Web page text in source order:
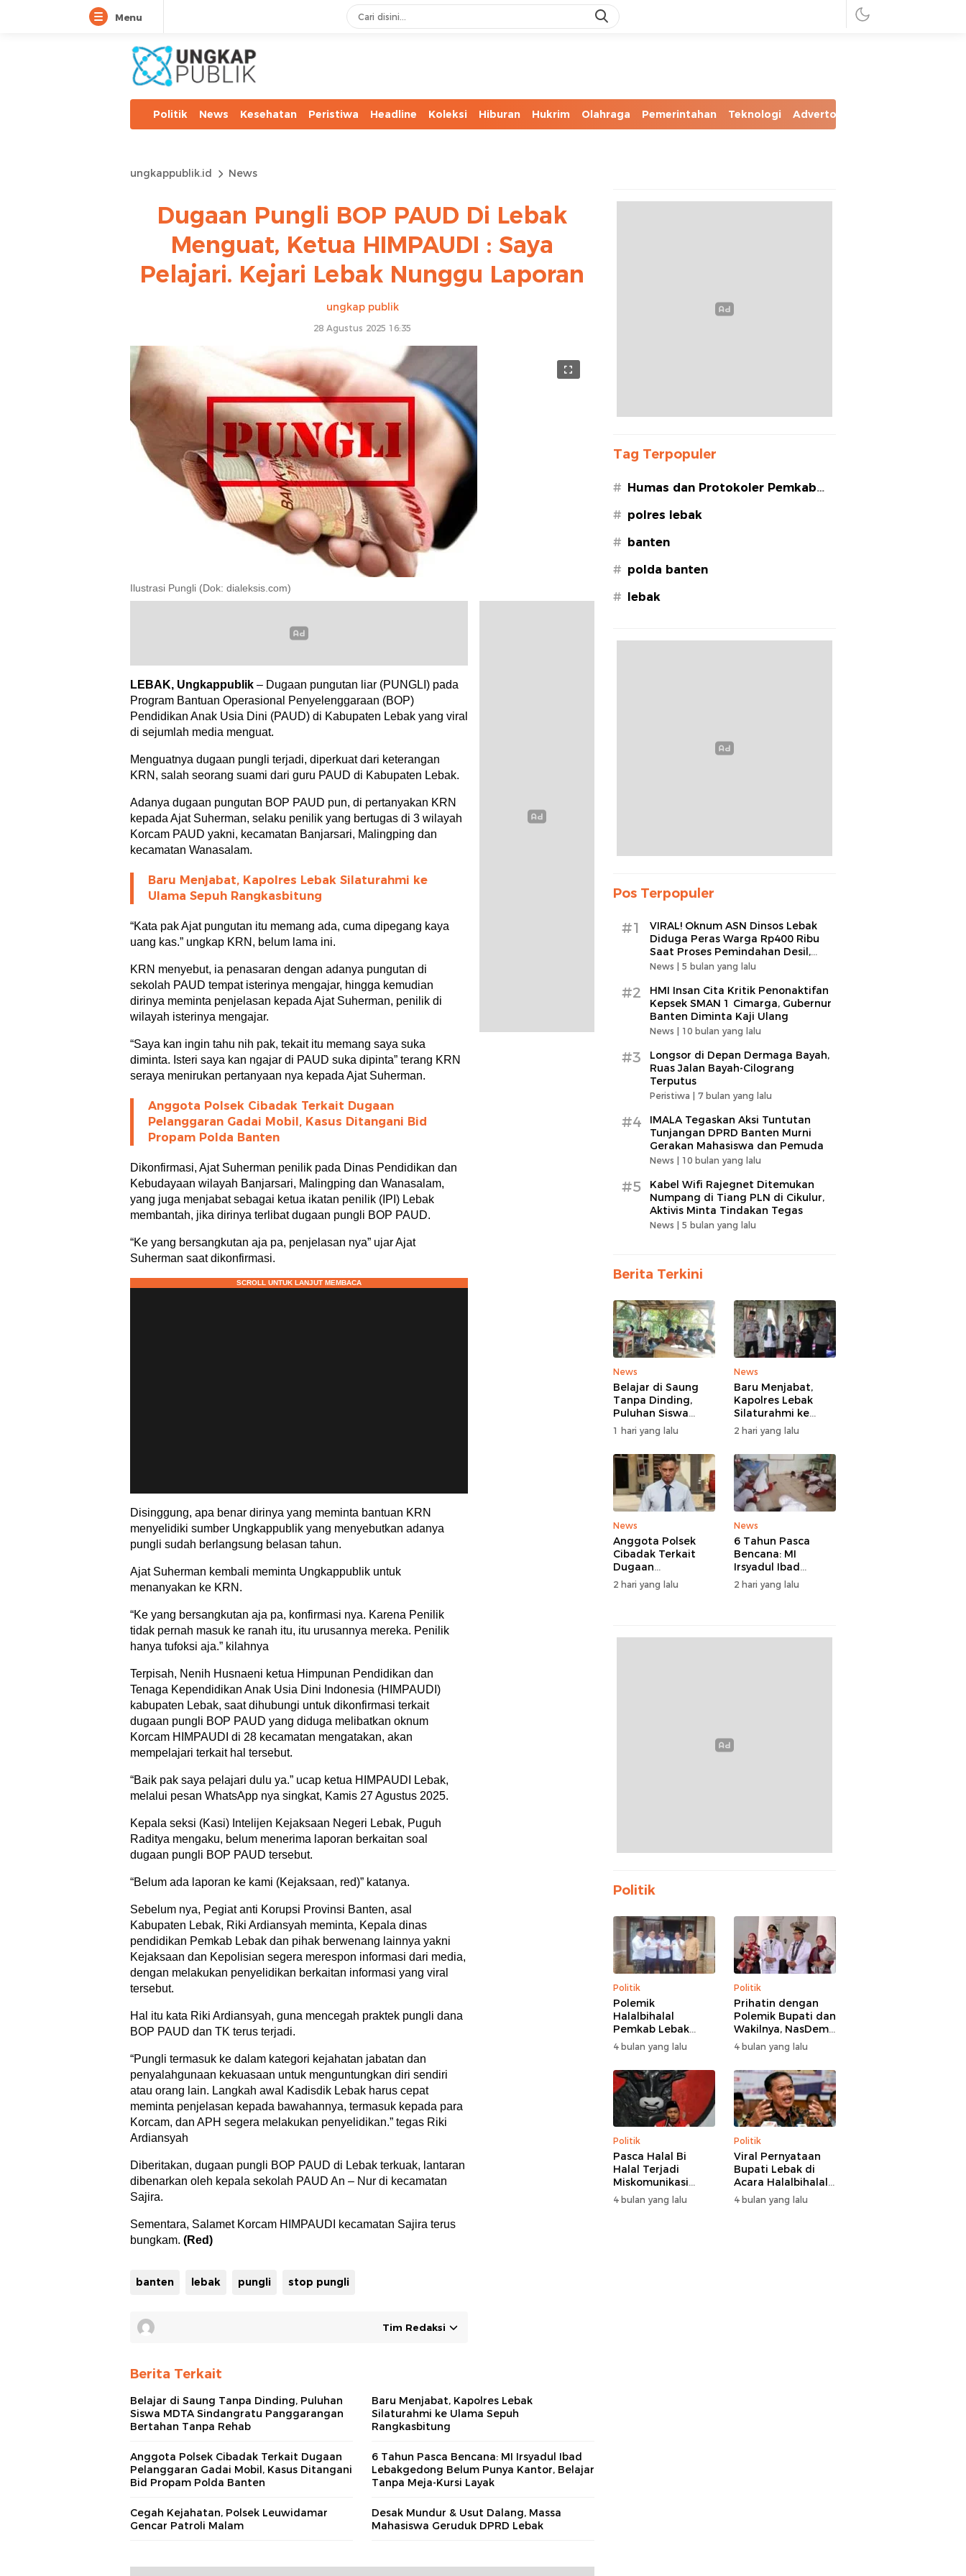
Menu
Politik News Kesehatan Peristiwa Headline Koleksi Hiburan Hukrim Olahraga Pemerintahan Teknologi Advertorial
ungkappublik.id News
Dugaan Pungli BOP PAUD Di Lebak
Menguat, Ketua HIMPAUDI : Saya
Pelajari. Kejari Lebak Nunggu Laporan
ungkap publik
28 Agustus 2025 16:35
Ilustrasi Pungli (Dok: dialeksis.com)
LEBAK, Ungkappublik – Dugaan pungutan liar (PUNGLI) pada
Program Bantuan Operasional Penyelenggaraan (BOP)
Pendidikan Anak Usia Dini (PAUD) di Kabupaten Lebak yang viral
di sejumlah media menguat.
Menguatnya dugaan pungli terjadi, diperkuat dari keterangan
KRN, salah seorang suami dari guru PAUD di Kabupaten Lebak.
Adanya dugaan pungutan BOP PAUD pun, di pertanyakan KRN
kepada Ajat Suherman, selaku penilik yang bertugas di 3 wilayah
Korcam PAUD yakni, kecamatan Banjarsari, Malingping dan
kecamatan Wanasalam.
Baru Menjabat, Kapolres Lebak Silaturahmi ke
Ulama Sepuh Rangkasbitung
“Kata pak Ajat pungutan itu memang ada, cuma dipegang kaya
uang kas.” ungkap KRN, belum lama ini.
KRN menyebut, ia penasaran dengan adanya pungutan di
sekolah PAUD tempat isterinya mengajar, hingga kemudian
dirinya meminta penjelasan kepada Ajat Suherman, penilik di
wilayah isterinya mengajar.
“Saya kan ingin tahu nih pak, tekait itu memang saya suka
diminta. Isteri saya kan ngajar di PAUD suka dipinta” terang KRN
seraya menirukan pertanyaan nya kepada Ajat Suherman.
Anggota Polsek Cibadak Terkait Dugaan
Pelanggaran Gadai Mobil, Kasus Ditangani Bid
Propam Polda Banten
Dikonfirmasi, Ajat Suherman penilik pada Dinas Pendidikan dan
Kebudayaan wilayah Banjarsari, Malingping dan Wanasalam,
yang juga menjabat sebagai ketua ikatan penilik (IPI) Lebak
membantah, jika dirinya terlibat dugaan pungli BOP PAUD.
“Ke yang bersangkutan aja pa, penjelasan nya” ujar Ajat
Suherman saat dikonfirmasi.
Disinggung, apa benar dirinya yang meminta bantuan KRN
menyelidiki sumber Ungkappublik yang menyebutkan adanya
pungli sudah berlangsung belasan tahun.
Ajat Suherman kembali meminta Ungkappublik untuk
menanyakan ke KRN.
“Ke yang bersangkutan aja pa, konfirmasi nya. Karena Penilik
tidak pernah masuk ke ranah itu, itu urusannya mereka. Penilik
hanya tufoksi aja.” kilahnya
Terpisah, Nenih Husnaeni ketua Himpunan Pendidikan dan
Tenaga Kependidikan Anak Usia Dini Indonesia (HIMPAUDI)
kabupaten Lebak, saat dihubungi untuk dikonfirmasi terkait
dugaan pungli BOP PAUD yang diduga melibatkan oknum
Korcam HIMPAUDI di 28 kecamatan mengatakan, akan
mempelajari terkait hal tersebut.
“Baik pak saya pelajari dulu ya.” ucap ketua HIMPAUDI Lebak,
melalui pesan WhatsApp nya singkat, Kamis 27 Agustus 2025.
Kepala seksi (Kasi) Intelijen Kejaksaan Negeri Lebak, Puguh
Raditya mengaku, belum menerima laporan berkaitan soal
dugaan pungli BOP PAUD tersebut.
“Belum ada laporan ke kami (Kejaksaan, red)” katanya.
Sebelum nya, Pegiat anti Korupsi Provinsi Banten, asal
Kabupaten Lebak, Riki Ardiansyah meminta, Kepala dinas
pendidikan Pemkab Lebak dan pihak berwenang lainnya yakni
Kejaksaan dan Kepolisian segera merespon informasi dari media,
dengan melakukan penyelidikan berkaitan informasi yang viral
tersebut.
Hal itu kata Riki Ardiansyah, guna mencegah praktek pungli dana
BOP PAUD dan TK terus terjadi.
“Pungli termasuk ke dalam kategori kejahatan jabatan dan
penyalahgunaan kekuasaan untuk menguntungkan diri sendiri
atau orang lain. Langkah awal Kadisdik Lebak harus cepat
meminta penjelasan kepada bawahannya, termasuk kepada para
Korcam, dan APH segera melakukan penyelidikan.” tegas Riki
Ardiansyah
Diberitakan, dugaan pungli BOP PAUD di Lebak terkuak, lantaran
dibenarkan oleh kepala sekolah PAUD An – Nur di kecamatan
Sajira.
Sementara, Salamet Korcam HIMPAUDI kecamatan Sajira terus
bungkam. (Red)
banten lebak pungli stop pungli
Tim Redaksi
Berita Terkait
Belajar di Saung Tanpa Dinding, Puluhan
Siswa MDTA Sindangratu Panggarangan
Bertahan Tanpa Rehab
Baru Menjabat, Kapolres Lebak
Silaturahmi ke Ulama Sepuh
Rangkasbitung
Anggota Polsek Cibadak Terkait Dugaan
Pelanggaran Gadai Mobil, Kasus Ditangani
Bid Propam Polda Banten
6 Tahun Pasca Bencana: MI Irsyadul Ibad
Lebakgedong Belum Punya Kantor, Belajar
Tanpa Meja-Kursi Layak
Cegah Kejahatan, Polsek Leuwidamar
Gencar Patroli Malam
Desak Mundur & Usut Dalang, Massa
Mahasiswa Geruduk DPRD Lebak
Tag Terpopuler
# Humas dan Protokoler Pemkab
# polres lebak
# banten
# polda banten
# lebak
Pos Terpopuler
#1
VIRAL! Oknum ASN Dinsos Lebak
Diduga Peras Warga Rp400 Ribu
Saat Proses Pemindahan Desil,
Kades Minta Dipecat
News | 5 bulan yang lalu
#2
HMI Insan Cita Kritik Penonaktifan
Kepsek SMAN 1 Cimarga, Gubernur
Banten Diminta Kaji Ulang
News | 10 bulan yang lalu
#3
Longsor di Depan Dermaga Bayah,
Ruas Jalan Bayah-Cilograng
Terputus
Peristiwa | 7 bulan yang lalu
#4
IMALA Tegaskan Aksi Tuntutan
Tunjangan DPRD Banten Murni
Gerakan Mahasiswa dan Pemuda
News | 10 bulan yang lalu
#5
Kabel Wifi Rajegnet Ditemukan
Numpang di Tiang PLN di Cikulur,
Aktivis Minta Tindakan Tegas
News | 5 bulan yang lalu
Berita Terkini
News
Belajar di Saung
Tanpa Dinding,
Puluhan Siswa
MDTA Sindangratu
Panggarangan
Bertahan Tanpa
Rehab
1 hari yang lalu
News
Baru Menjabat,
Kapolres Lebak
Silaturahmi ke
Ulama Sepuh
Rangkasbitung
2 hari yang lalu
News
Anggota Polsek
Cibadak Terkait
Dugaan
Pelanggaran Gadai
Mobil, Kasus
2 hari yang lalu
News
6 Tahun Pasca
Bencana: MI
Irsyadul Ibad
Lebakgedong
Belum Punya
2 hari yang lalu
Politik
Politik
Polemik
Halalbihalal
Pemkab Lebak
Berakhir Damai,
Bupati Hasbi
Sambangi
Kediaman Wabup
Amir Hamzah
4 bulan yang lalu
Politik
Prihatin dengan
Polemik Bupati dan
Wakilnya, NasDem
Lebak Minta Saling
Introspeksi
4 bulan yang lalu
Politik
Pasca Halal Bi
Halal Terjadi
Miskomunikasi
Bupati-Wakil
Bupati Lebak, DPC
4 bulan yang lalu
Politik
Viral Pernyataan
Bupati Lebak di
Acara Halalbihalal,
Tokoh Pemuda
Minta Bersatu
4 bulan yang lalu